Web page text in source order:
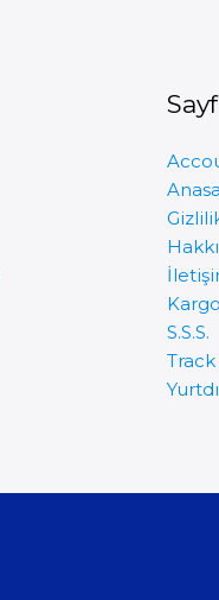
S.S.S.
Track